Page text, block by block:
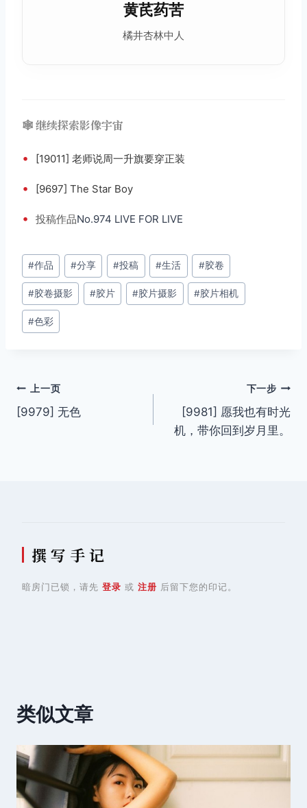
黄芪药苦
橘井杏林中人
🕸️ 继续探索影像宇宙
• [19011] 老师说周一升旗要穿正装
• [9697] The Star Boy
• 投稿作品No.974 LIVE FOR LIVE
文
章
标
签：
#作品 #分享 #投稿 #生活 #胶卷
#胶卷摄影 #胶片 #胶片摄影 #胶片相机
#色彩
文
章
上一页
[9979] 无色
下一步
[9981] 愿我也有时光
机，带你回到岁月里。
撰 写 手 记
暗房门已锁，请先 登录 或 注册 后留下您的印记。
类似文章